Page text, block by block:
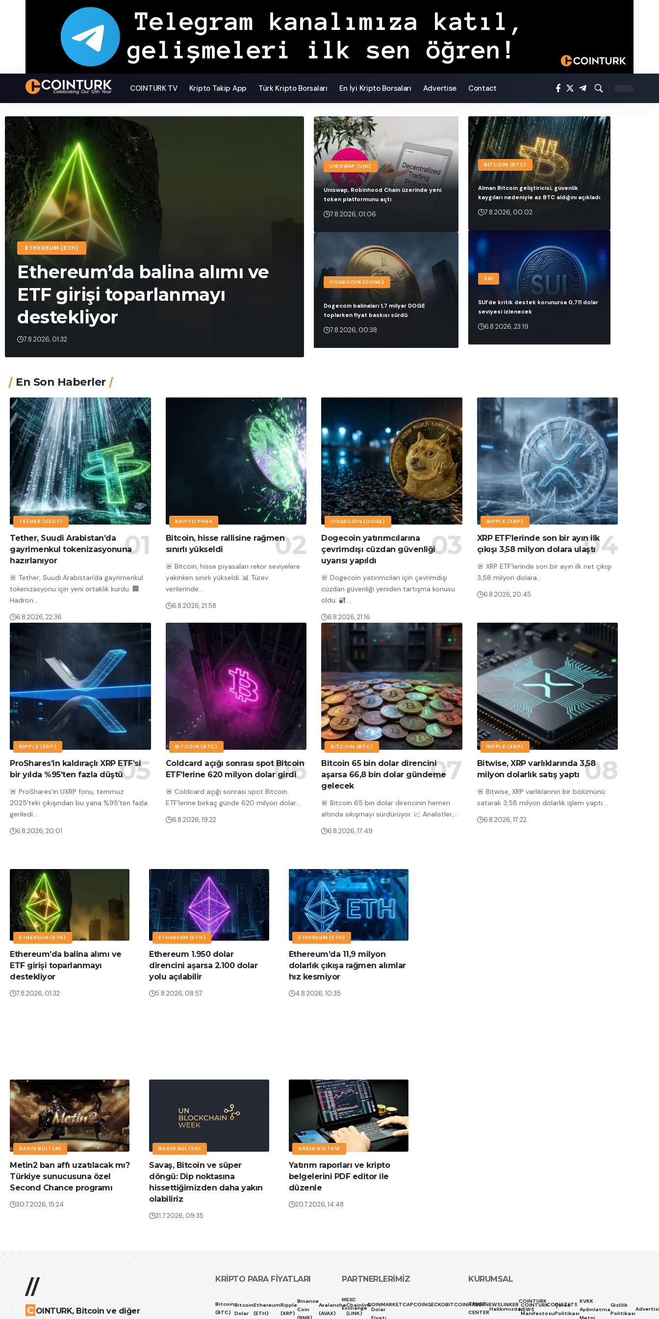
COINTURK TV Kripto Takip App Türk Kripto Borsaları En İyi Kripto Borsaları Advertise Contact
ETHEREUM (ETH)
Ethereum’da balina alımı ve
ETF girişi toparlanmayı
destekliyor
7.8.2026, 01:32
UNISWAP (UNI)
Uniswap, Robinhood Chain üzerinde yeni
token platformunu açtı
7.8.2026, 01:06
DOGECOIN (DOGE)
Dogecoin balinaları 1,7 milyar DOGE
toplarken fiyat baskısı sürdü
7.8.2026, 00:38
BITCOIN (BTC)
Alman Bitcoin geliştiricisi, güvenlik
kaygıları nedeniyle az BTC aldığını açıkladı
7.8.2026, 00:02
SUI
SUI’de kritik destek korunursa 0,711 dolar
seviyesi izlenecek
6.8.2026, 23:19
En Son Haberler
TETHER (USDT)
Tether, Suudi Arabistan’da
gayrimenkul tokenizasyonuna
hazırlanıyor
🚨 Tether, Suudi Arabistan'da gayrimenkul
tokenizasyonu için yeni ortaklık kurdu. 🏢
Hadron…
6.8.2026, 22:36
KRIPTO PARA
Bitcoin, hisse rallisine rağmen
sınırlı yükseldi
🚨 Bitcoin, hisse piyasaları rekor seviyelere
yakınken sınırlı yükseldi. 📊 Türev
verilerinde…
6.8.2026, 21:58
DOGECOIN (DOGE)
Dogecoin yatırımcılarına
çevrimdışı cüzdan güvenliği
uyarısı yapıldı
🚨 Dogecoin yatırımcıları için çevrimdışı
cüzdan güvenliği yeniden tartışma konusu
oldu. 🔐…
6.8.2026, 21:16
RIPPLE (XRP)
XRP ETF’lerinde son bir ayın ilk
çıkışı 3,58 milyon dolara ulaştı
🚨 XRP ETF'lerinde son bir ayın ilk net çıkışı
3,58 milyon dolara…
6.8.2026, 20:45
RIPPLE (XRP)
ProShares’in kaldıraçlı XRP ETF’si
bir yılda %95’ten fazla düştü
🚨 ProShares'in UXRP fonu, temmuz
2025'teki çıkışından bu yana %95'ten fazla
geriledi.
6.8.2026, 20:01
BITCOIN (BTC)
Coldcard açığı sonrası spot Bitcoin
ETF’lerine 620 milyon dolar girdi
🚨 Coldcard açığı sonrası spot Bitcoin
ETF'lerine birkaç günde 620 milyon dolar…
6.8.2026, 19:22
BITCOIN (BTC)
Bitcoin 65 bin dolar direncini
aşarsa 66,8 bin dolar gündeme
gelecek
🚨 Bitcoin 65 bin dolar direncinin hemen
altında sıkışmayı sürdürüyor. 📈 Analistler,
6.8.2026, 17:49
RIPPLE (XRP)
Bitwise, XRP varlıklarında 3,58
milyon dolarlık satış yaptı
🚨 Bitwise, XRP varlıklarının bir bölümünü
satarak 3,58 milyon dolarlık işlem yaptı.
6.8.2026, 17:22
ETHEREUM (ETH)
Ethereum’da balina alımı ve
ETF girişi toparlanmayı
destekliyor
7.8.2026, 01:32
ETHEREUM (ETH)
Ethereum 1.950 dolar
direncini aşarsa 2.100 dolar
yolu açılabilir
5.8.2026, 08:57
ETHEREUM (ETH)
Ethereum’da 11,9 milyon
dolarlık çıkışa rağmen alımlar
hız kesmiyor
4.8.2026, 10:35
BASIN BÜLTENI
Metin2 ban affı uzatılacak mı?
Türkiye sunucusuna özel
Second Chance programı
30.7.2026, 15:24
BASIN BÜLTENI
Savaş, Bitcoin ve süper
döngü: Dip noktasına
hissettiğimizden daha yakın
olabiliriz
21.7.2026, 09:35
BASIN BÜLTENI
Yatırım raporları ve kripto
belgelerini PDF editor ile
düzenle
20.7.2026, 14:48
//
C OINTURK, Bitcoin ve diğer
KRİPTO PARA FİYATLARI
Bitcoin
(BTC)
Bitcoin
Dolar
Ethereum
(ETH)
Ripple
(XRP)
Binance
Coin
(BNB)
Avalanche
(AVAX)
Chainlink
(LINK)
Dolar
Fiyatı
PARTNERLERİMİZ
MEXC
Exchange
COINMARKETCAPCOINGECKOBITCOINHABERNEWSLINKER
COINTURK
NEWS
COINSTATS
KURUMSAL
TRUST
CENTER
Hakkımızda
COINTURK
Manifestosu
Çerez
Politikası
KVKK
Aydınlatma
Metni
Gizlilik
Politikası